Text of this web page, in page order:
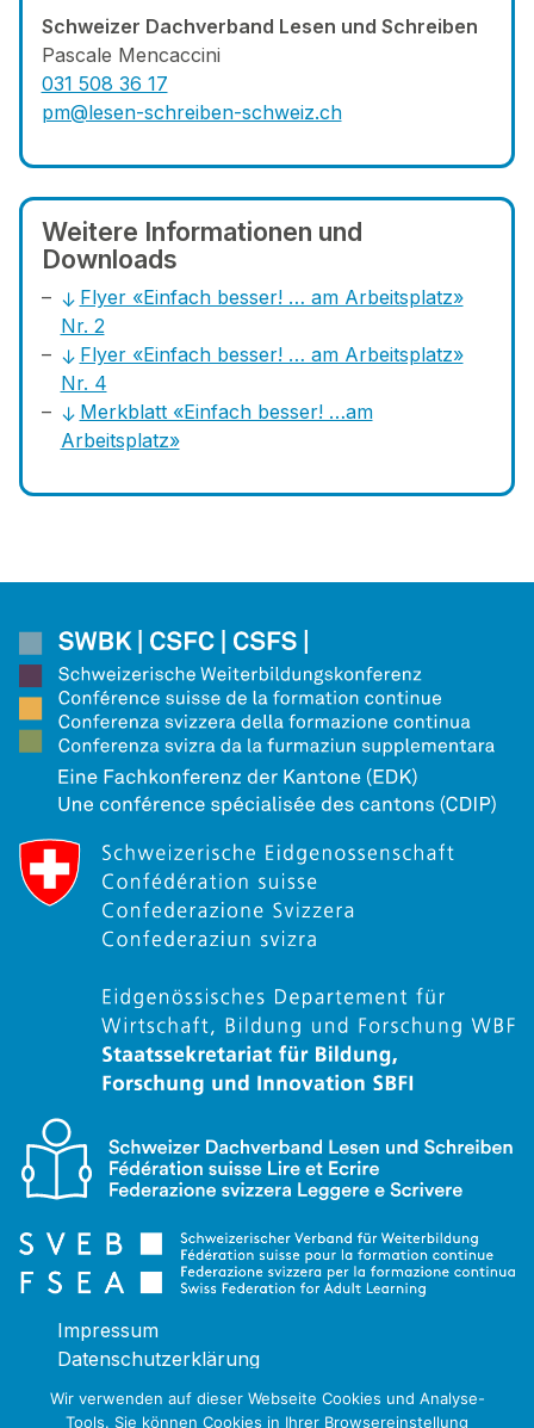
Schweizer Dachverband Lesen und Schreiben
Pascale Mencaccini
031 508 36 17
pm@lesen-schreiben-schweiz.ch
Weitere Informationen und
Downloads
Flyer «Einfach besser! … am Arbeitsplatz»
Nr. 2
Flyer «Einfach besser! … am Arbeitsplatz»
Nr. 4
Merkblatt «Einfach besser! …am
Arbeitsplatz»
Impressum
Datenschutzerklärung
Wir verwenden auf dieser Webseite Cookies und Analyse-
Tools. Sie können Cookies in Ihrer Browsereinstellung